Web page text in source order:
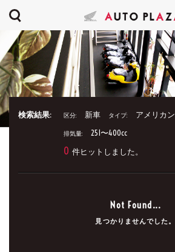
検索結果: 区分: 新車 タイプ: アメリカン
排気量: 251〜400cc
0 件ヒットしました。
Not Found...
見つかりませんでした。